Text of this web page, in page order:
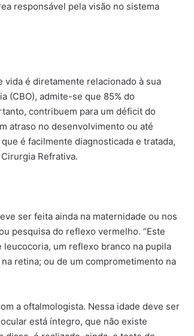
responsável pela visão no sistema
é diretamente relacionado à sua
(CBO), admite-se que 85% do
contribuem para um déficit do
atraso no desenvolvimento ou até
é facilmente diagnosticada e tratada,
Refrativa.
ser feita ainda na maternidade ou nos
pesquisa do reflexo vermelho. “Este
um reflexo branco na pupila
retina; ou de um comprometimento na
a oftalmologista. Nessa idade deve ser
está íntegro, que não existe